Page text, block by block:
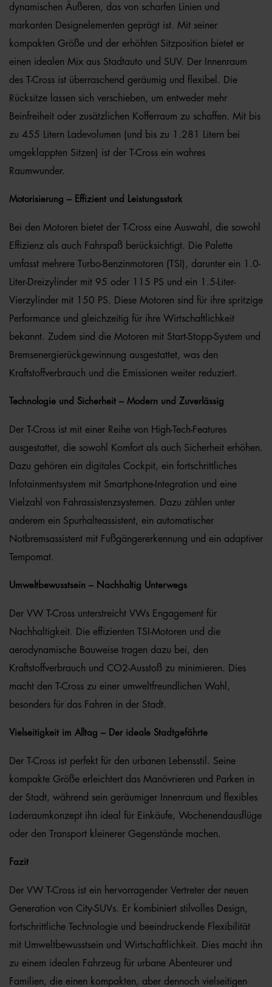
dynamischen Äußeren, das von scharfen Linien und
markanten Designelementen geprägt ist. Mit seiner
kompakten Größe und der erhöhten Sitzposition bietet er
einen idealen Mix aus Stadtauto und SUV. Der Innenraum
des T-Cross ist überraschend geräumig und flexibel. Die
Rücksitze lassen sich verschieben, um entweder mehr
Beinfreiheit oder zusätzlichen Kofferraum zu schaffen. Mit bis
zu 455 Litern Ladevolumen (und bis zu 1.281 Litern bei
umgeklappten Sitzen) ist der T-Cross ein wahres
Raumwunder.
Motorisierung – Effizient und Leistungsstark
Bei den Motoren bietet der T-Cross eine Auswahl, die sowohl
Effizienz als auch Fahrspaß berücksichtigt. Die Palette
umfasst mehrere Turbo-Benzinmotoren (TSI), darunter ein 1.0-
Liter-Dreizylinder mit 95 oder 115 PS und ein 1.5-Liter-
Vierzylinder mit 150 PS. Diese Motoren sind für ihre spritzige
Performance und gleichzeitig für ihre Wirtschaftlichkeit
bekannt. Zudem sind die Motoren mit Start-Stopp-System und
Bremsenergierückgewinnung ausgestattet, was den
Kraftstoffverbrauch und die Emissionen weiter reduziert.
Technologie und Sicherheit – Modern und Zuverlässig
Der T-Cross ist mit einer Reihe von High-Tech-Features
ausgestattet, die sowohl Komfort als auch Sicherheit erhöhen.
Dazu gehören ein digitales Cockpit, ein fortschrittliches
Infotainmentsystem mit Smartphone-Integration und eine
Vielzahl von Fahrassistenzsystemen. Dazu zählen unter
anderem ein Spurhalteassistent, ein automatischer
Notbremsassistent mit Fußgängererkennung und ein adaptiver
Tempomat.
Umweltbewusstsein – Nachhaltig Unterwegs
Der VW T-Cross unterstreicht VWs Engagement für
Nachhaltigkeit. Die effizienten TSI-Motoren und die
aerodynamische Bauweise tragen dazu bei, den
Kraftstoffverbrauch und CO2-Ausstoß zu minimieren. Dies
macht den T-Cross zu einer umweltfreundlichen Wahl,
besonders für das Fahren in der Stadt.
Vielseitigkeit im Alltag – Der ideale Stadtgefährte
Der T-Cross ist perfekt für den urbanen Lebensstil. Seine
kompakte Größe erleichtert das Manövrieren und Parken in
der Stadt, während sein geräumiger Innenraum und flexibles
Laderaumkonzept ihn ideal für Einkäufe, Wochenendausflüge
oder den Transport kleinerer Gegenstände machen.
Fazit
Der VW T-Cross ist ein hervorragender Vertreter der neuen
Generation von City-SUVs. Er kombiniert stilvolles Design,
fortschrittliche Technologie und beeindruckende Flexibilität
mit Umweltbewusstsein und Wirtschaftlichkeit. Dies macht ihn
zu einem idealen Fahrzeug für urbane Abenteurer und
Familien, die einen kompakten, aber dennoch vielseitigen